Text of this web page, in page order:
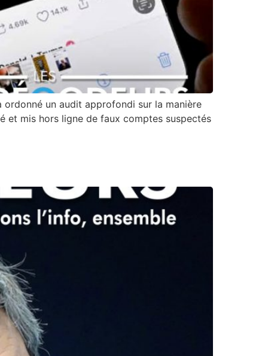
un audit approfondi sur la manière
et mis hors ligne de faux comptes suspectés